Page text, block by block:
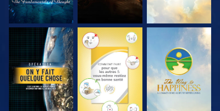
REGARDER REGARDER REGARDER